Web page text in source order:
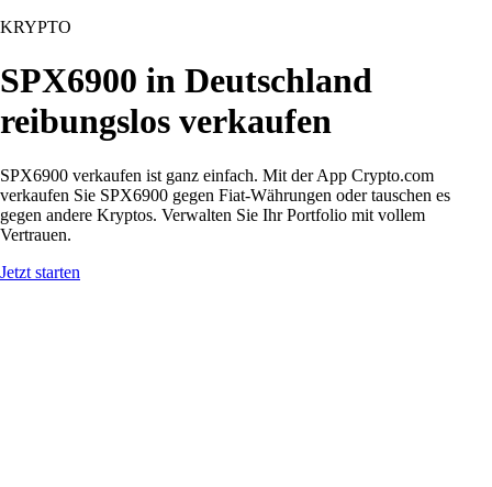
KRYPTO
SPX6900 in Deutschland
reibungslos verkaufen
SPX6900 verkaufen ist ganz einfach. Mit der App Crypto.com
verkaufen Sie SPX6900 gegen Fiat-Währungen oder tauschen es
gegen andere Kryptos. Verwalten Sie Ihr Portfolio mit vollem
Vertrauen.
Jetzt starten